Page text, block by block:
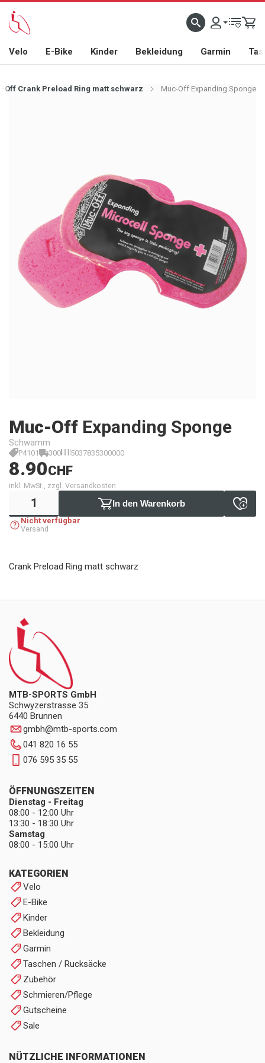
Velo E-Bike Kinder Bekleidung Garmin
Off Crank Preload Ring matt schwarz Muc-Off Expanding Sponge
Muc-Off Expanding Sponge
Schwamm
P4101 300 5037835300000
8.90CHF
inkl. MwSt., zzgl. Versandkosten
In den Warenkorb
Nicht verfügbar
Versand
Crank Preload Ring matt schwarz
MTB-SPORTS GmbH
Schwyzerstrasse 35
6440 Brunnen
gmbh@mtb-sports.com
041 820 16 55
076 595 35 55
KATEGORIEN
Velo
E-Bike
Kinder
Bekleidung
Garmin
Taschen / Rucksäcke
Zubehör
Schmieren/Pflege
Gutscheine
Sale
NÜTZLICHE INFORMATIONEN
ÖFFNUNGSZEITEN
Dienstag - Freitag
08:00 - 12:00 Uhr
13:30 - 18:30 Uhr
Samstag
08:00 - 15:00 Uhr